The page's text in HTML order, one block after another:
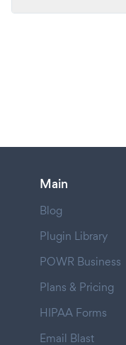
Main
Blog
Plugin Library
POWR Business
Plans & Pricing
HIPAA Forms
Email Blast